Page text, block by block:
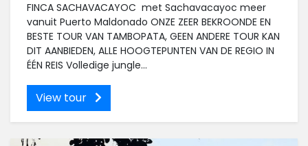
FINCA SACHAVACAYOC met Sachavacayoc meer
vanuit Puerto Maldonado ONZE ZEER BEKROONDE EN
BESTE TOUR VAN TAMBOPATA, GEEN ANDERE TOUR KAN
DIT AANBIEDEN, ALLE HOOGTEPUNTEN VAN DE REGIO IN
ÉÉN REIS Volledige jungle...
View tour